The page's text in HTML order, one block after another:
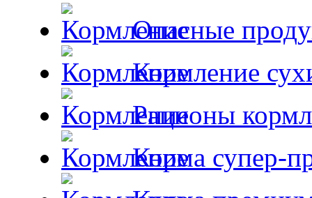
Опасные
Кормление
Рационы
Корма супер-